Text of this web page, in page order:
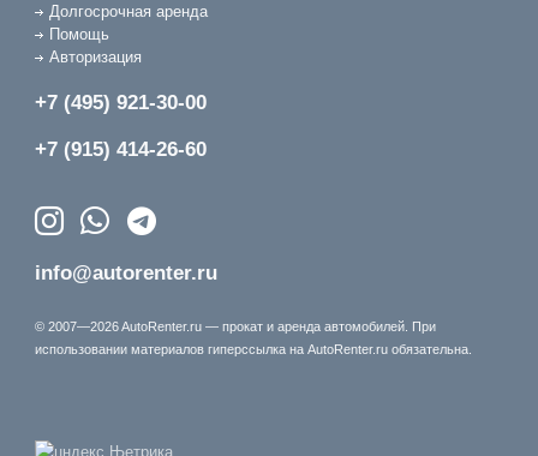
Долгосрочная аренда
Помощь
Авторизация
+7 (495) 921-30-00
+7 (915) 414-26-60
info@autorenter.ru
© 2007—2026 AutoRenter.ru — прокат и аренда автомобилей. При
использовании материалов гиперссылка на AutoRenter.ru обязательна.